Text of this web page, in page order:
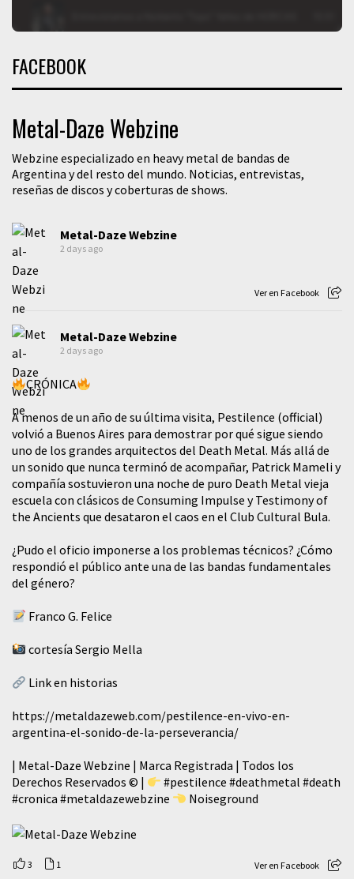
FACEBOOK
Metal-Daze Webzine
Webzine especializado en heavy metal de bandas de
Argentina y del resto del mundo. Noticias, entrevistas,
reseñas de discos y coberturas de shows.
Metal-Daze Webzine
2 days ago
Ver en Facebook
Metal-Daze Webzine
2 days ago
CRÓNICA
A menos de un año de su última visita, Pestilence (official)
volvió a Buenos Aires para demostrar por qué sigue siendo
uno de los grandes arquitectos del Death Metal. Más allá de
un sonido que nunca terminó de acompañar, Patrick Mameli y
compañía sostuvieron una noche de puro Death Metal vieja
escuela con clásicos de Consuming Impulse y Testimony of
the Ancients que desataron el caos en el Club Cultural Bula.
¿Pudo el oficio imponerse a los problemas técnicos? ¿Cómo
respondió el público ante una de las bandas fundamentales
del género?
Franco G. Felice
cortesía Sergio Mella
Link en historias
https://metaldazeweb.com/pestilence-en-vivo-en-
argentina-el-sonido-de-la-perseverancia/
| Metal-Daze Webzine | Marca Registrada | Todos los
Derechos Reservados © |
#pestilence #deathmetal #death
#cronica #metaldazewebzine Noiseground
3 1 Ver en Facebook